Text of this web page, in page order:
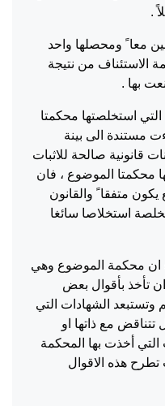
.
معا ً ومحصلها واحد
الاستئناف من نتيجة
بها .
استخلصتها محكمتا
مستندة الى بينة
قانونية صالحة للاثبات
محكمتا الموضوع ، فان
يكون متفقا ً والقانون
استخلاصا سائغا
ان محكمة الموضوع وهي
تأخذ بأقوال بعض
وتستبعد الشهادات التي
تتناقض مع ذاتها او
أخذت بها المحكمة
هذه الاقوال